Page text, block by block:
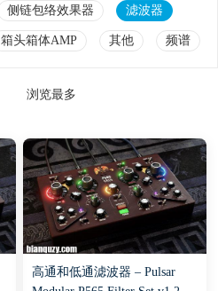
侧链包络效果器 滤波器
箱头箱体AMP 其他 频谱
浏览最多
高通和低通滤波器 – Pulsar